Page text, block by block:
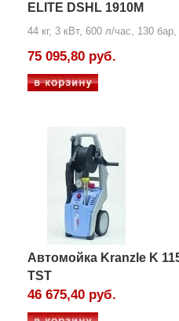
ELITE DSHL 1910M
44 кг, 3 кВт, 600 л/час, 130
75 095,80 руб.
Автомойка Kranzle K
TST
46 675,40 руб.